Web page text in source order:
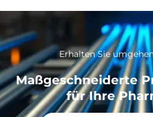
Erhalten Sie
Maßgeschneiderte
für Ihre